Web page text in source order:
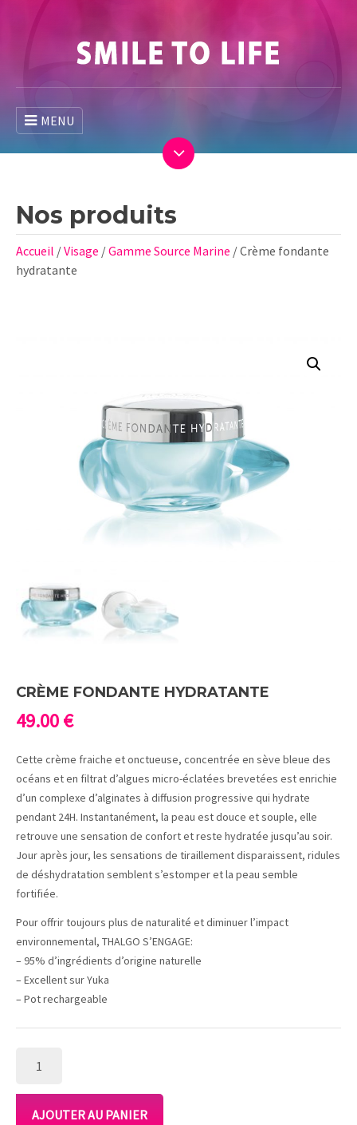
MENU
Nos produits
Accueil /Visage /Gamme Source Marine / Crème fondante
hydratante
CRÈME FONDANTE HYDRATANTE
49.00€
Cette crème fraiche et onctueuse, concentrée en sève bleue des
océans et en filtrat d’algues micro-éclatées brevetées est enrichie
d’un complexe d’alginates à diffusion progressive qui hydrate
pendant 24H. Instantanément, la peau est douce et souple, elle
retrouve une sensation de confort et reste hydratée jusqu’au soir.
Jour après jour, les sensations de tiraillement disparaissent, ridules
de déshydratation semblent s’estomper et la peau semble
fortifiée.
Pour offrir toujours plus de naturalité et diminuer l’impact
environnemental, THALGO S’ENGAGE:
– 95% d’ingrédients d’origine naturelle
– Excellent sur Yuka
– Pot rechargeable
CRÈME
FONDANTE
AJOUTER AU PANIER